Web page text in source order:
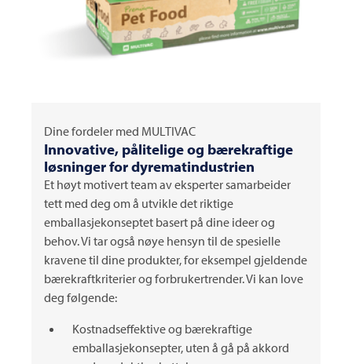
Dine fordeler med MULTIVAC
Innovative, pålitelige og bærekraftige
løsninger for dyrematindustrien
Et høyt motivert team av eksperter samarbeider
tett med deg om å utvikle det riktige
emballasjekonseptet basert på dine ideer og
behov. Vi tar også nøye hensyn til de spesielle
kravene til dine produkter, for eksempel gjeldende
bærekraftkriterier og forbrukertrender. Vi kan love
deg følgende:
Kostnadseffektive og bærekraftige
emballasjekonsepter, uten å gå på akkord